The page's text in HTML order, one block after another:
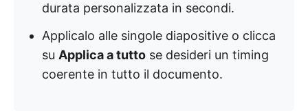
durata personalizzata in secondi.
Applicalo alle singole diapositive o clicca
su Applica a tutto se desideri un timing
coerente in tutto il documento.